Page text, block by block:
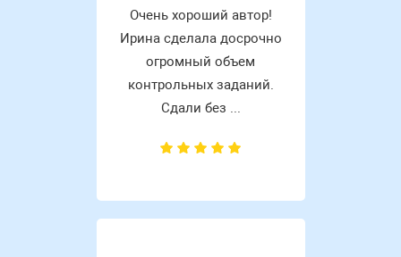
Очень хороший автор!
Ирина сделала досрочно
огромный объем
контрольных заданий.
Сдали без ...